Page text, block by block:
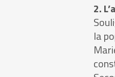
2.
la